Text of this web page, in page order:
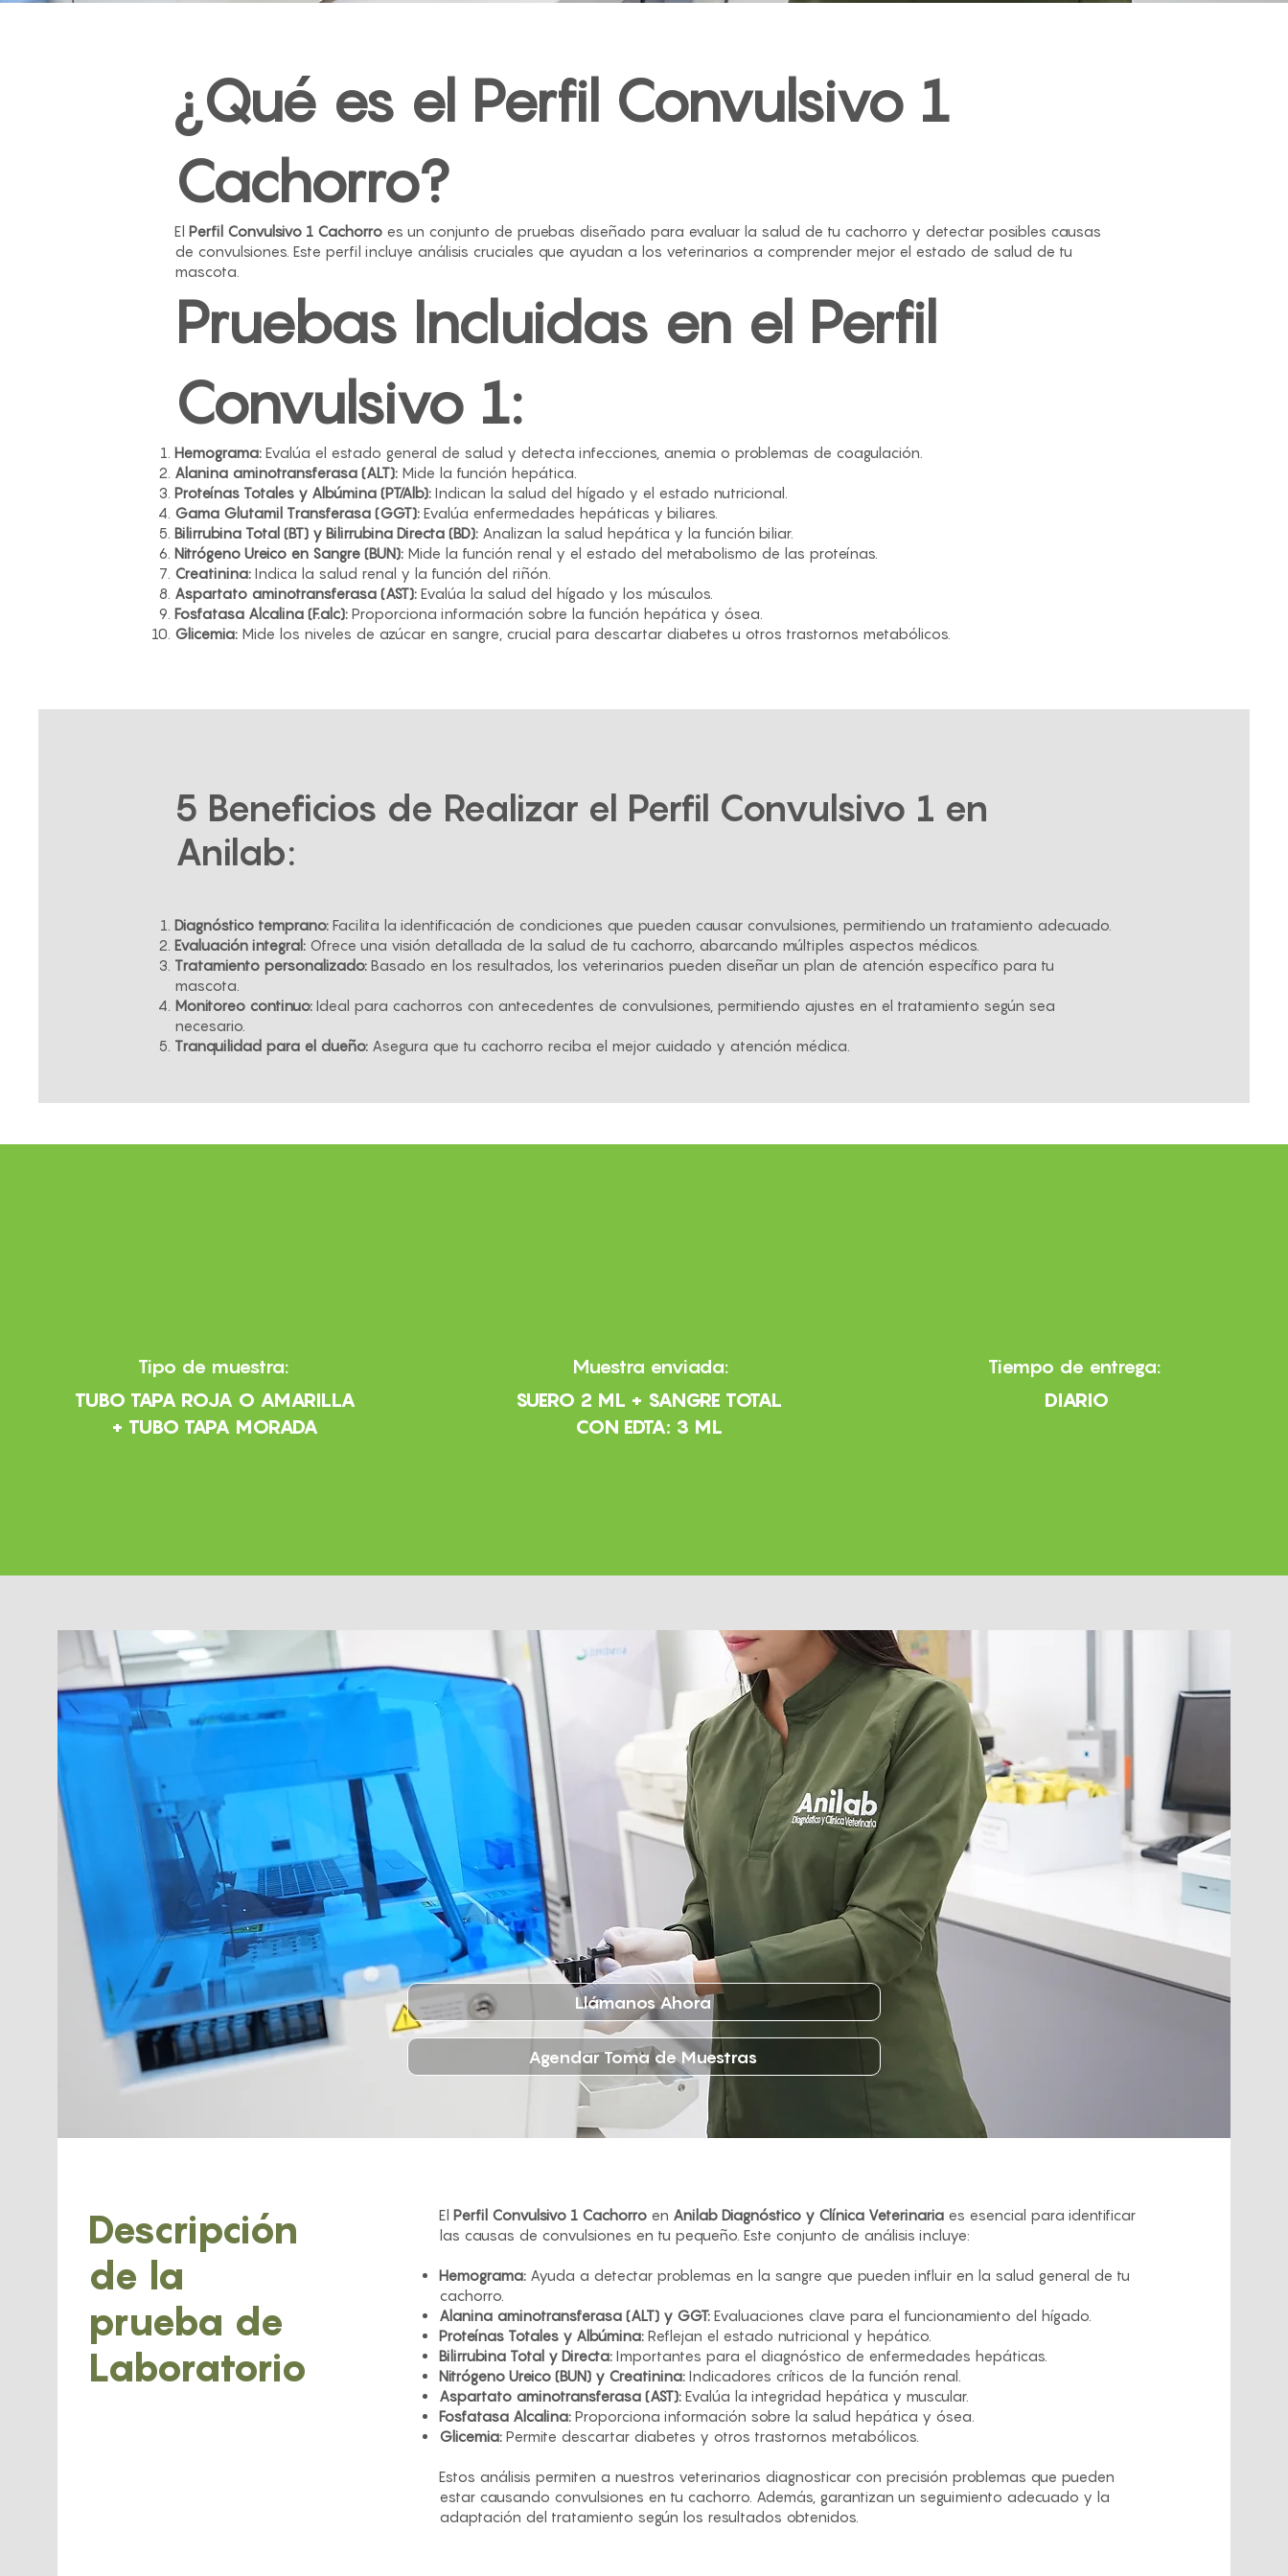
¿Qué es el Perfil Convulsivo 1
Cachorro?
El Perfil Convulsivo 1 Cachorro es un conjunto de pruebas diseñado para evaluar la salud de tu cachorro y detectar posibles causas
de convulsiones. Este perfil incluye análisis cruciales que ayudan a los veterinarios a comprender mejor el estado de salud de tu
mascota.
Pruebas Incluidas en el Perfil
Convulsivo 1:
Hemograma: Evalúa el estado general de salud y detecta infecciones, anemia o problemas de coagulación.
Alanina aminotransferasa (ALT): Mide la función hepática.
Proteínas Totales y Albúmina (PT/Alb): Indican la salud del hígado y el estado nutricional.
Gama Glutamil Transferasa (GGT): Evalúa enfermedades hepáticas y biliares.
Bilirrubina Total (BT) y Bilirrubina Directa (BD): Analizan la salud hepática y la función biliar.
Nitrógeno Ureico en Sangre (BUN): Mide la función renal y el estado del metabolismo de las proteínas.
Creatinina: Indica la salud renal y la función del riñón.
Aspartato aminotransferasa (AST): Evalúa la salud del hígado y los músculos.
Fosfatasa Alcalina (F.alc): Proporciona información sobre la función hepática y ósea.
Glicemia: Mide los niveles de azúcar en sangre, crucial para descartar diabetes u otros trastornos metabólicos.
5 Beneficios de Realizar el Perfil Convulsivo 1 en
Anilab:
Diagnóstico temprano: Facilita la identificación de condiciones que pueden causar convulsiones, permitiendo un tratamiento adecuado.
Evaluación integral: Ofrece una visión detallada de la salud de tu cachorro, abarcando múltiples aspectos médicos.
Tratamiento personalizado: Basado en los resultados, los veterinarios pueden diseñar un plan de atención específico para tu
mascota.
Monitoreo continuo: Ideal para cachorros con antecedentes de convulsiones, permitiendo ajustes en el tratamiento según sea
necesario.
Tranquilidad para el dueño: Asegura que tu cachorro reciba el mejor cuidado y atención médica.
Tipo de muestra:
TUBO TAPA ROJA O AMARILLA
+ TUBO TAPA MORADA
Muestra enviada:
SUERO 2 ML + SANGRE TOTAL
CON EDTA: 3 ML
Tiempo de entrega:
DIARIO
Llámanos Ahora
Agendar Toma de Muestras
Descripción
de la
prueba de
Laboratorio
El Perfil Convulsivo 1 Cachorroen Anilab Diagnóstico y Clínica Veterinariaes esencial para identificar
las causas de convulsiones en tu pequeño. Este conjunto de análisis incluye:
Hemograma:Ayuda a detectar problemas en la sangre que pueden influir en la salud general de tu
cachorro.
Alanina aminotransferasa (ALT) y GGT:Evaluaciones clave para el funcionamiento del hígado.
Proteínas Totales y Albúmina:Reflejan el estado nutricional y hepático.
Bilirrubina Total y Directa:Importantes para el diagnóstico de enfermedades hepáticas.
Nitrógeno Ureico (BUN) y Creatinina:Indicadores críticos de la función renal.
Aspartato aminotransferasa (AST):Evalúa la integridad hepática y muscular.
Fosfatasa Alcalina:Proporciona información sobre la salud hepática y ósea.
Glicemia:Permite descartar diabetes y otros trastornos metabólicos.
Estos análisis permiten a nuestros veterinarios diagnosticar con precisión problemas que pueden
estar causando convulsiones en tu cachorro. Además, garantizan un seguimiento adecuado y la
adaptación del tratamiento según los resultados obtenidos.